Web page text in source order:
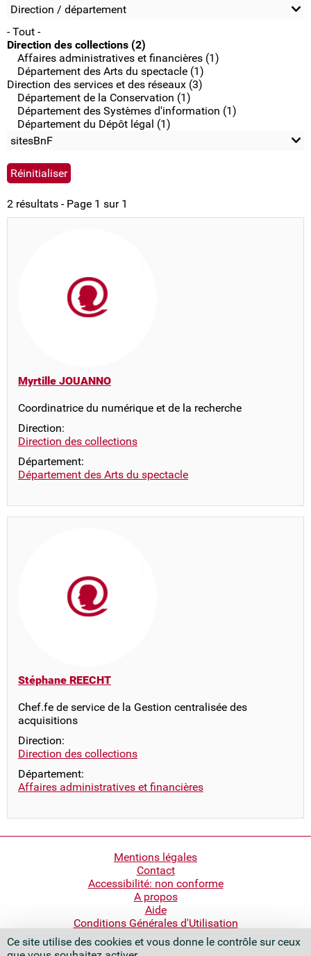
Ce site utilise des cookies et vous donne le contrôle sur ceux
Direction / département
- Tout -
Direction des collections (2)
Affaires administratives et financières (1)
Département des Arts du spectacle (1)
Direction des services et des réseaux (3)
Département de la Conservation (1)
Département des Systèmes d'information (1)
Département du Dépôt légal (1)
sitesBnF
2 résultats - Page 1 sur 1
Myrtille JOUANNO
Coordinatrice du numérique et de la recherche
Direction:
Direction des collections
Département:
Département des Arts du spectacle
Stéphane REECHT
Chef.fe de service de la Gestion centralisée des
acquisitions
Direction:
Direction des collections
Département:
Affaires administratives et financières
Mentions légales
Contact
Accessibilité: non conforme
A propos
Aide
Conditions Générales d'Utilisation
Bibliothèque nationale de France